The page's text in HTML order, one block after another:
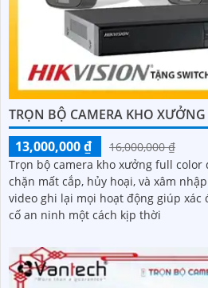
TRỌN BỘ CAMERA KHO XƯỞNG
13,000,000 ₫
16,000,000 ₫
Trọn bộ camera kho xưởng full color
chặn mất cắp, hủy hoại, và xâm nhập trái
video ghi lại mọi hoạt động giúp xác
cố an ninh một cách kịp thời